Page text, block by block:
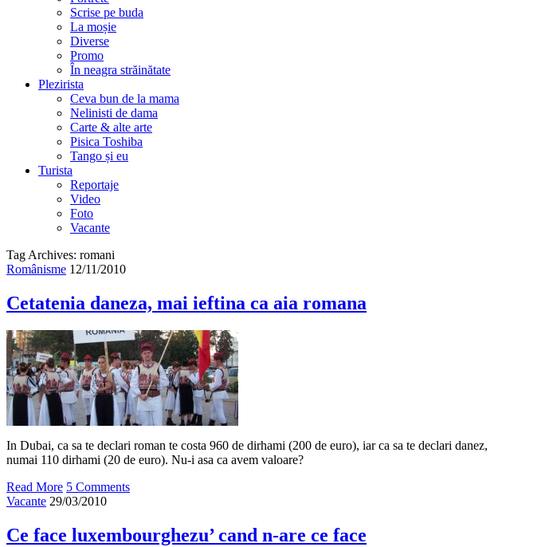
Scrise pe buda
La moșie
Diverse
Promo
În neagra străinătate
Plezirista
Ceva bun de la mama
Nelinisti de dama
Carte & alte arte
Pisica Toshiba
Tango și eu
Turista
Reportaje
Video
Foto
Vacante
Tag Archives: romani
Românisme 12/11/2010
Cetatenia daneza, mai ieftina ca aia romana
In Dubai, ca sa te declari roman te costa 960 de dirhami (200 de euro), iar ca sa te declari danez,
numai 110 dirhami (20 de euro). Nu-i asa ca avem valoare?
Read More 5 Comments
Vacante 29/03/2010
Ce face luxembourghezu’ cand n-are ce face